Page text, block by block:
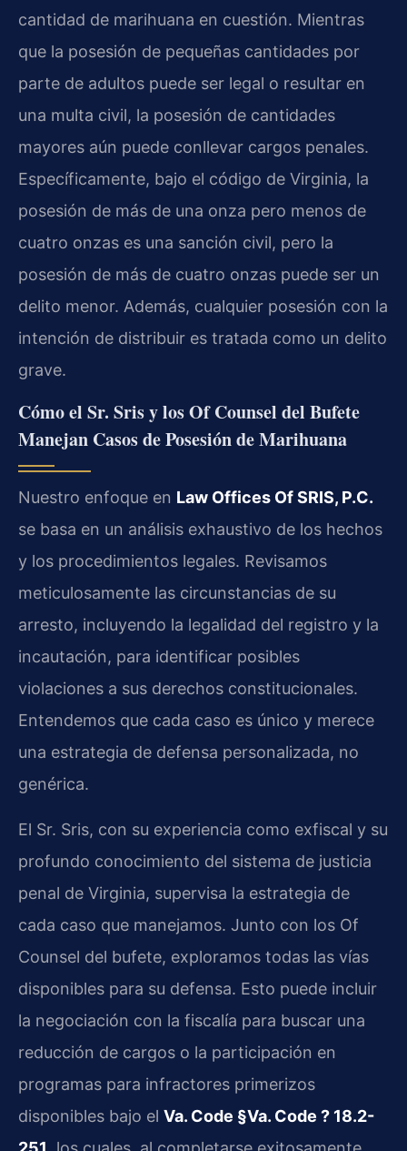
cantidad de marihuana en cuestión. Mientras
que la posesión de pequeñas cantidades por
parte de adultos puede ser legal o resultar en
una multa civil, la posesión de cantidades
mayores aún puede conllevar cargos penales.
Específicamente, bajo el código de Virginia, la
posesión de más de una onza pero menos de
cuatro onzas es una sanción civil, pero la
posesión de más de cuatro onzas puede ser un
delito menor. Además, cualquier posesión con la
intención de distribuir es tratada como un delito
grave.
Cómo el Sr. Sris y los Of Counsel del Bufete
Manejan Casos de Posesión de Marihuana
Nuestro enfoque en Law Offices Of SRIS, P.C.
se basa en un análisis exhaustivo de los hechos
y los procedimientos legales. Revisamos
meticulosamente las circunstancias de su
arresto, incluyendo la legalidad del registro y la
incautación, para identificar posibles
violaciones a sus derechos constitucionales.
Entendemos que cada caso es único y merece
una estrategia de defensa personalizada, no
genérica.
El Sr. Sris, con su experiencia como exfiscal y su
profundo conocimiento del sistema de justicia
penal de Virginia, supervisa la estrategia de
cada caso que manejamos. Junto con los Of
Counsel del bufete, exploramos todas las vías
disponibles para su defensa. Esto puede incluir
la negociación con la fiscalía para buscar una
reducción de cargos o la participación en
programas para infractores primerizos
disponibles bajo el Va. Code §Va. Code ? 18.2-